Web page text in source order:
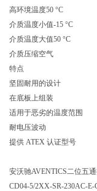
高环境温度50 °C
介质温度小值-15 °C
介质温度大值50 °C
介质压缩空气
特点
坚固耐用的设计
在底板上组装
适用于恶劣的温度范围
耐电压波动
提供 ATEX 认证型号
安沃驰AVENTICS二位五
CD04-5/2XX-SR-230AC-E-